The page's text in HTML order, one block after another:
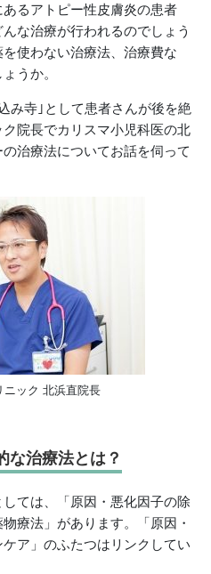
るアトピー性皮膚炎の患者
な治療が行われるのでしょう
使わない治療法、治療費な
うか。
み寺｣として患者さんが後を絶
院長でカリスマ小児科医の北
治療法についてお話を伺って
ニック 北浜直院長
な治療法とは？
ては、「原因・悪化因子の除
療法」があります。「原因・
ア」のふたつはリンクしてい